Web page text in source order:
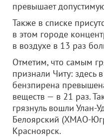
превышает
Также в списке
в этом городе
в воздухе в 13 раз
Отметим, что самым
признали Читу: здесь
бензпирена
веществ — в 21 раз.
грязнуль вошли Улан-
Белоярский (ХМАО-
Красноярск.